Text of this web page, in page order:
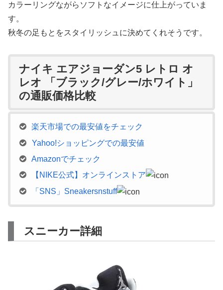
カラーリングながらソフトなイメージに仕上がっていま
す。
秋冬の足もとをスタイリッシュに決めてくれそうです。
ナイキ エアジョーダン5 レトロ オ
レオ 「ブラック/グレー/ホワイト」
の通販価格比較
楽天市場での最安値をチェック
Yahoo!ショッピングでの最安値
Amazonでチェック
【NIKE公式】オンラインストア
「SNS」Sneakersnstuff
スニーカー詳細